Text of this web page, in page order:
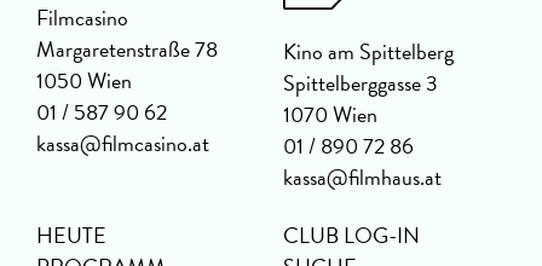
Filmcasino
Margaretenstraße 78
1050 Wien
01 / 587 90 62
kassa@filmcasino.at
Kino am Spittelberg
Spittelberggasse 3
1070 Wien
01 / 890 72 86
kassa@filmhaus.at
HEUTE
CLUB LOG-IN